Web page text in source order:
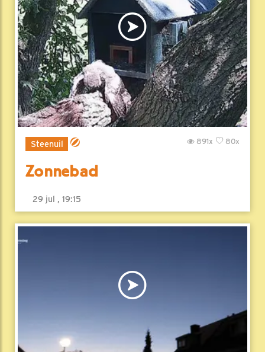
Steenuil 80x
891x
Zonnebad
29 jul , 19:15